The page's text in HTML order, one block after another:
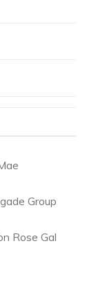
Group
Rose Gal